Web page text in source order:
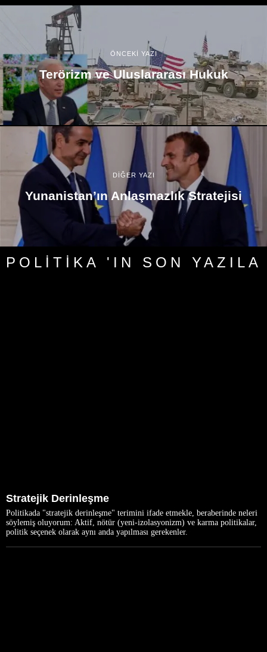
ÖNCEKİ YAZI
Terörizm ve Uluslararası Hukuk
DİĞER YAZI
Yunanistan’ın Anlaşmazlık Stratejisi
POLITIKA 'IN SON
Stratejik Derinleşme
Politikada "stratejik derinleşme" terimini ifade etmekle, beraberinde neleri
söylemiş oluyorum: Aktif, nötür (yeni-izolasyonizm) ve karma politikalar,
politik seçenek olarak aynı anda yapılması gerekenler.